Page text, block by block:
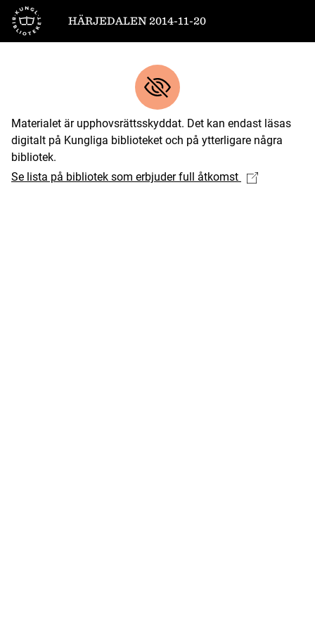
Till startsidan
HÄRJEDALEN 2014-11-20
Materialet är upphovsrättsskyddat. Det kan endast läsas
digitalt på Kungliga biblioteket och på ytterligare några
bibliotek.
Se lista på bibliotek som erbjuder full åtkomst